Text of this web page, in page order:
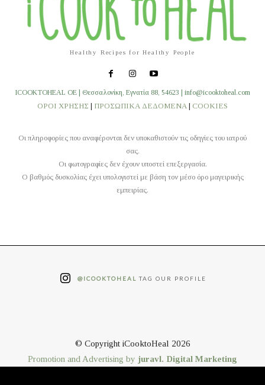
Healthy Recipes for Healthy People
ICOOKTOHEAL OE | Θεσσαλονίκη, Εγνατία 88, 54623 | info@icooktoheal.com
ΟΡΟΙ ΧΡΗΣΗΣ | ΠΡΟΣΩΠΙΚΑ ΔΕΔΟΜΕΝΑ | COOKIES
Οι πληροφορίες που αναφέρονται δεν υποκαθιστούν τις οδηγίες του ιατρού
σας.
Οι φωτογραφίες δεν έχουν υποστεί επεξεργασία.
O βαθμός δυσκολίας έχει υπολογιστεί με βάση τον μέσο όρο μαγειρικής
εμπειρίας.
@ICOOKTOHEAL TAG OUR PROFILE
© Copyright iCooktoHeal 2026
Promotion and Advertising by juravl. Digital Marketing